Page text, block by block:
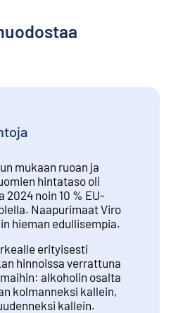
mukaan ruoan ja
hintataso oli
2024 noin 10 % EU-
Naapurimaat Viro
hieman edullisempia.
erityisesti
hinnoissa verrattuna
alkoholin osalta
kolmanneksi kallein,
kallein.